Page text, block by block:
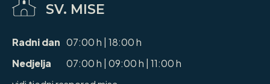
SV. MISE
Radni dan 07:00 h | 18:00 h
Nedjelja
07:00 h | 09:00 h | 11:00 h